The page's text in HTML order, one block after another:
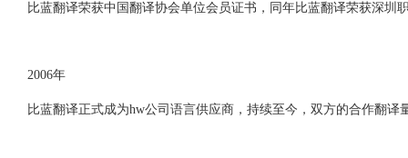
比蓝翻译荣获中国翻译协会单位会员证书，同年比蓝翻译荣获深圳
2006年
比蓝翻译正式成为hw公司语言供应商，持续至今，双方的合作翻